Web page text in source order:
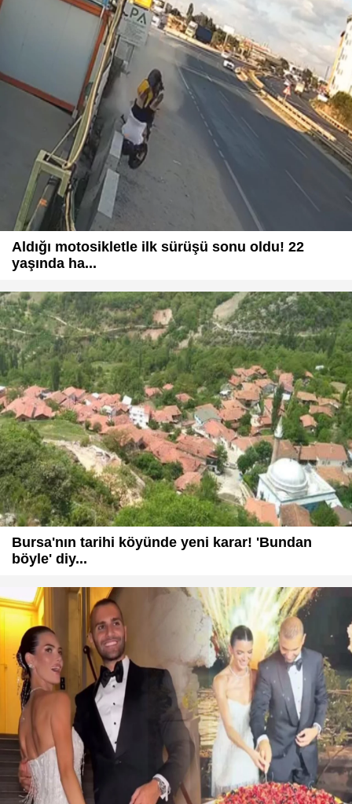
Aldığı motosikletle ilk sürüşü sonu oldu! 22
yaşında ha...
Bursa'nın tarihi köyünde yeni karar! 'Bundan
böyle' diy...